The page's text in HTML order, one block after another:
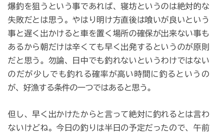
爆釣を狙うという事であれば、寝坊というのは絶対的な
失敗だとは思う。やはり明け方直後は喰いが良いという
事と遅く出かけると車を置く場所の確保が出来ない事も
あるから朝だけは辛くても早く出発するというのが原則
だと思う。勿論、日中でも釣れないというわけではない
のだが少しでも釣れる確率が高い時間に釣るというの
が、好漁する条件の一つではあると思う。
但し、早く出かけたからと言って絶対に釣れるとは言わ
ないけどね。今日の釣りは半日の予定だったので、午前